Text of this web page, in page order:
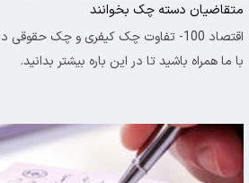
متقاضیان دسته چک بخوانند
اقتصاد 100- تفاوت چک کیفری و چک
با ما همراه باشید تا در این باره بیشتر بدانید.